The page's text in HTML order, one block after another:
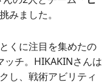
みました。
くに注目を集めたの
ッチ。HIKAKINさんは
し、戦術アビリティ